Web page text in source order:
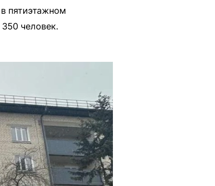
пятиэтажном
человек.